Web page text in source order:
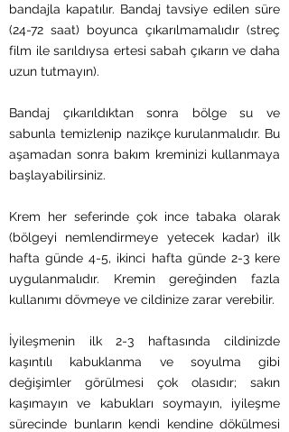
bandajla kapatılır. Bandaj tavsiye edilen süre
(24-72 saat) boyunca çıkarılmamalıdır (streç
film ile sarıldıysa ertesi sabah çıkarın ve daha
uzun tutmayın).
Bandaj çıkarıldıktan sonra bölge su ve
sabunla temizlenip nazikçe kurulanmalıdır. Bu
aşamadan sonra bakım kreminizi kullanmaya
başlayabilirsiniz.
Krem her seferinde çok ince tabaka olarak
(bölgeyi nemlendirmeye yetecek kadar) ilk
hafta günde 4-5, ikinci hafta günde 2-3 kere
uygulanmalıdır. Kremin gereğinden fazla
kullanımı dövmeye ve cildinize zarar verebilir.
İyileşmenin ilk 2-3 haftasında cildinizde
kaşıntılı kabuklanma ve soyulma gibi
değişimler görülmesi çok olasıdır; sakın
kaşımayın ve kabukları soymayın, iyileşme
sürecinde bunların kendi kendine dökülmesi